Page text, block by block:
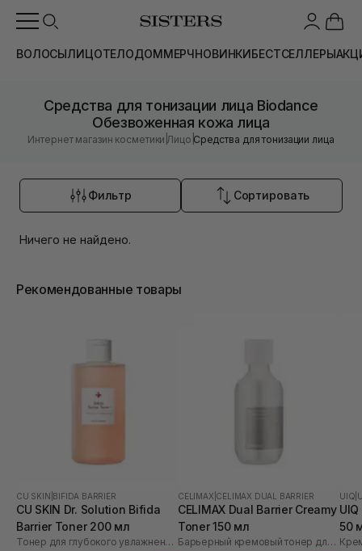
ВОЛОСЫЛИЦОТЕЛОДОММЕРЧНОВИНКИБЕСТСЕЛЛЕРЫ
Средства для тонизации лица Biodance
Обезвоженная кожа лица
Интернет магазин косметики |Лицо |Средства для тонизации лица
Фильтр Сортировать
Ничего не найдено.
Рекомендованные товары
CU SKIN BIFIDA BARRIER
CU SKIN Dr. Solution Bifida
Barrier Toner 200 мл
Тонер для глубокого увлажнения с лизатом бифидобактерий 85%
CELIMAX CELIMAX DUAL BARRIER
CELIMAX Dual Barrier Creamy
Toner 150 мл
Барьерный кремовый тонер для лица
UIQ
50